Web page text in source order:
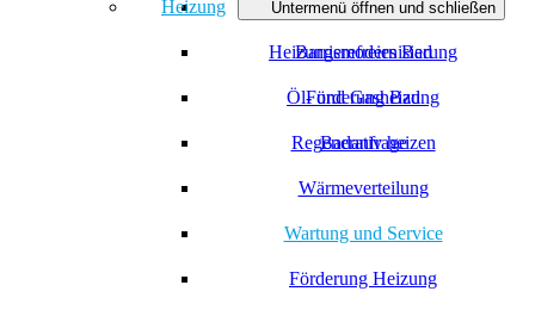
Badmodernisierung
Barrierefreies Bad
Förderung Bad
Badanfrage
Heizung Untermenü öffnen und schließen
Heizungsmodernisierung
Öl- und Gasheizung
Regenerativ heizen
Wärmeverteilung
Wartung und Service
Förderung Heizung